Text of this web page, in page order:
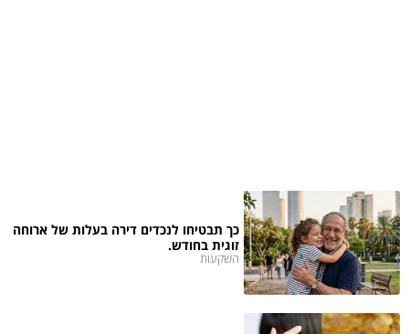
כך תבטיחו לנכדים דירה בעלות של ארוחה
זוגית בחודש.
השקעות